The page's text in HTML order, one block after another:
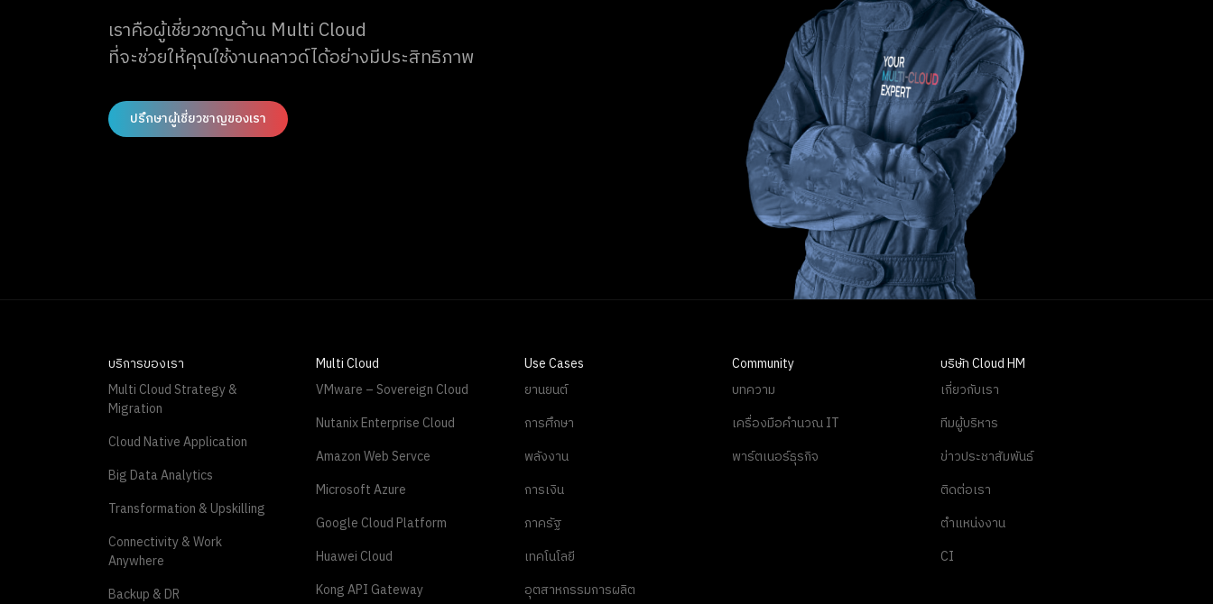
เราคือผู้เชี่ยวชาญด้าน Multi Cloud
ที่จะช่วยให้คุณใช้งานคลาวด์ได้อย่างมีประสิทธิภาพ
ปรึกษาผู้เชี่ยวชาญของเรา
บริการของเรา
Multi Cloud Strategy &
Migration
Cloud Native Application
Big Data Analytics
Transformation & Upskilling
Connectivity & Work
Anywhere
Backup & DR
Multi Cloud
VMware – Sovereign Cloud
Nutanix Enterprise Cloud
Amazon Web Servce
Microsoft Azure
Google Cloud Platform
Huawei Cloud
Kong API Gateway
Use Cases
ยานยนต์
การศึกษา
พลังงาน
การเงิน
ภาครัฐ
เทคโนโลยี
อุตสาหกรรมการผลิต
Community
บทความ
เครื่องมือคำนวณ IT
พาร์ตเนอร์ธุรกิจ
บริษัท Cloud HM
เกี่ยวกับเรา
ทีมผู้บริหาร
ข่าวประชาสัมพันธ์
ติดต่อเรา
ตำแหน่งงาน
CI